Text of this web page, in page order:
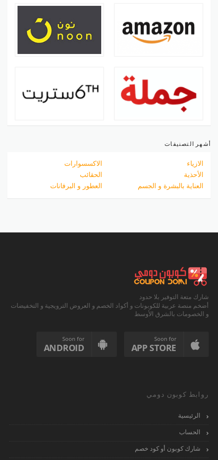
أشهر التصنيفات
الازياء
الاكسسوارات
الأحذية
الحقائب
العناية بالبشرة و الجسم
العطور و البرفانات
شارك متعة التوفير بلا حدود
أضخم منصة عربية للكوبونات و أكواد الخصم و العروض الترويجية و التخفيضات
و الخصومات بالشرق الأوسط
Soon for
APP STORE
Soon for
ANDROID
روابط كوبون دومي
الرئيسية
الحساب
شارك كوبون أو كود خصم